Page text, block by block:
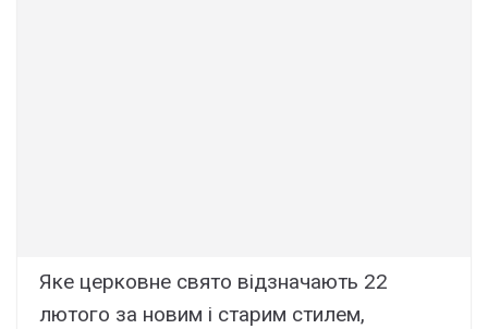
Яке церковне свято відзначають 22
лютого за новим і старим стилем,